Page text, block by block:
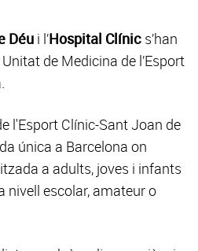
Déu i l’Hospital Clínic s’han
de Medicina de l’Esport
l'Esport Clínic-Sant Joan de
única a Barcelona on
a adults, joves i infants
nivell escolar, amateur o